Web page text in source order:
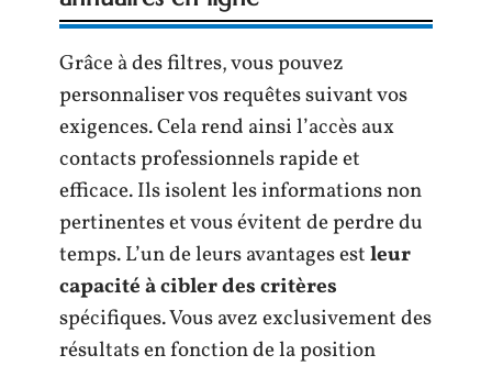
Grâce à des filtres, vous pouvez
personnaliser vos requêtes suivant vos
exigences. Cela rend ainsi l’accès aux
contacts professionnels rapide et
efficace. Ils isolent les informations non
pertinentes et vous évitent de perdre du
temps. L’un de leurs avantages estleur
capacité à cibler des critères
spécifiques. Vous avez exclusivement des
résultats en fonction de la position